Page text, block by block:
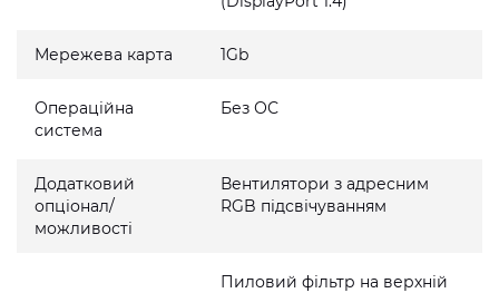
Мережева карта 1Gb
Операційна
система
Без ОС
Додатковий
опціонал/
можливості
Вентилятори з адресним
RGB підсвічуванням
Пиловий фільтр на верхній